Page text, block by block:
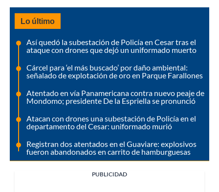
Lo último
Así quedó la subestación de Policía en Cesar tras el
ataque con drones que dejó un uniformado muerto
Cárcel para ‘el más buscado’ por daño ambiental:
señalado de explotación de oro en Parque Farallones
Atentado en vía Panamericana contra nuevo peaje de
Mondomo; presidente De la Espriella se pronunció
Atacan con drones una subestación de Policía en el
departamento del Cesar: uniformado murió
Registran dos atentados en el Guaviare: explosivos
fueron abandonados en carrito de hamburguesas
PUBLICIDAD